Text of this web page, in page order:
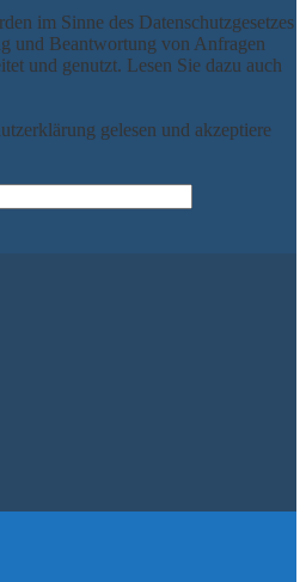
im Sinne des Datenschutzgesetzes
und Beantwortung von Anfragen
und genutzt. Lesen Sie dazu auch
gelesen und akzeptiere